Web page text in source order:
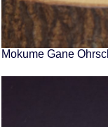
Mokume Gane